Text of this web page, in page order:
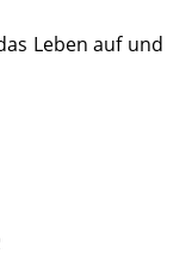
Leben auf und